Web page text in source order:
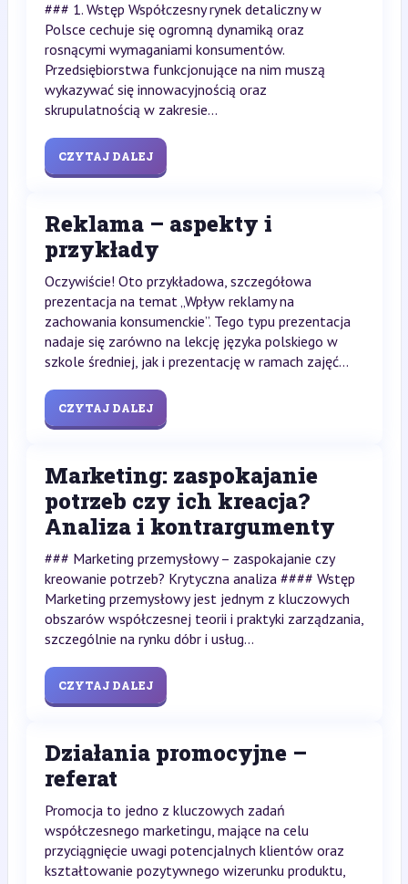
### 1. Wstęp Współczesny rynek detaliczny w
Polsce cechuje się ogromną dynamiką oraz
rosnącymi wymaganiami konsumentów.
Przedsiębiorstwa funkcjonujące na nim muszą
wykazywać się innowacyjnością oraz
skrupulatnością w zakresie...
CZYTAJ DALEJ
Reklama – aspekty i
przykłady
Oczywiście! Oto przykładowa, szczegółowa
prezentacja na temat „Wpływ reklamy na
zachowania konsumenckie”. Tego typu prezentacja
nadaje się zarówno na lekcję języka polskiego w
szkole średniej, jak i prezentację w ramach zajęć...
CZYTAJ DALEJ
Marketing: zaspokajanie
potrzeb czy ich kreacja?
Analiza i kontrargumenty
### Marketing przemysłowy – zaspokajanie czy
kreowanie potrzeb? Krytyczna analiza #### Wstęp
Marketing przemysłowy jest jednym z kluczowych
obszarów współczesnej teorii i praktyki zarządzania,
szczególnie na rynku dóbr i usług...
CZYTAJ DALEJ
Działania promocyjne –
referat
Promocja to jedno z kluczowych zadań
współczesnego marketingu, mające na celu
przyciągnięcie uwagi potencjalnych klientów oraz
kształtowanie pozytywnego wizerunku produktu,